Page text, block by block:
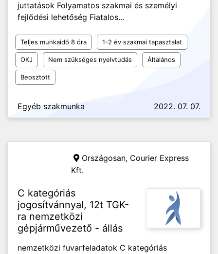
juttatások Folyamatos szakmai és személyi
fejlődési lehetőség Fiatalos...
Teljes munkaidő 8 óra 1-2 év szakmai tapasztalat
OKJ Nem szükséges nyelvtudás Általános
Beosztott
Egyéb szakmunka 2022. 07. 07.
Országosan, Courier Express
Kft.
C kategóriás
jogosítvánnyal, 12t TGK-
ra nemzetközi
gépjárművezető - állás
nemzetközi fuvarfeladatok C kategóriás